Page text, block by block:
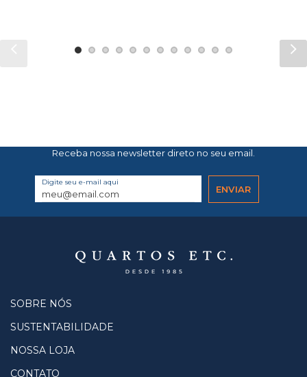
Receba nossa newsletter direto no seu email.
Digite seu e-mail aqui
SOBRE NÓS
SUSTENTABILIDADE
NOSSA LOJA
CONTATO